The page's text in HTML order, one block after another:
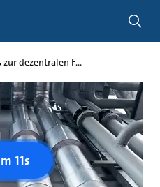
zur dezentralen F...
11s